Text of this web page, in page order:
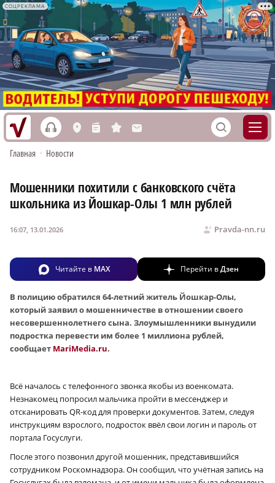
СОЦРЕКЛАМА
h L n s M S
Главная • Новости
Мошенники похитили с банковского счёта
школьника из Йошкар-Олы 1 млн рублей
Pravda-nn.ru
16:07, 13.01.2026
Читайте в MAX Перейти вДзен
В полицию обратился 64-летний житель Йошкар-Олы,
который заявил о мошенничестве в отношении своего
несовершеннолетнего сына. Злоумышленники вынудили
подростка перевести им более 1 миллиона рублей,
сообщает MariMedia.ru.
Всё началось с телефонного звонка якобы из военкомата.
Незнакомец попросил мальчика пройти в мессенджер и
отсканировать QR-код для проверки документов. Затем, следуя
инструкциям взрослого, подросток ввёл свои логин и пароль от
портала Госуслуги.
После этого позвонил другой мошенник, представившийся
сотрудником Роскомнадзора. Он сообщил, что учётная запись на